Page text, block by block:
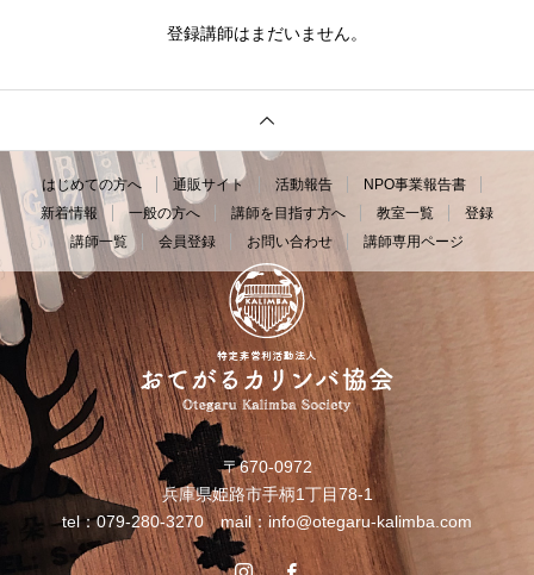
登録講師はまだいません。
〒670-0972
兵庫県姫路市手柄1丁目78-1
tel：079-280-3270 mail： info@otegaru-kalimba.com
はじめての方へ 通販サイト 活動報告
NPO事業報告書
新着情報
一般の方へ 講師を目指す方へ 教室一覧
登録
講師一覧
会員登録 お問い合わせ 講師専用ページ